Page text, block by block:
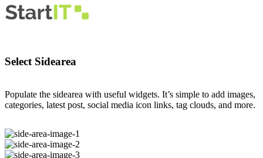
Select Sidearea
Populate the sidearea with useful widgets. It’s simple to add images,
categories, latest post, social media icon links, tag clouds, and more.